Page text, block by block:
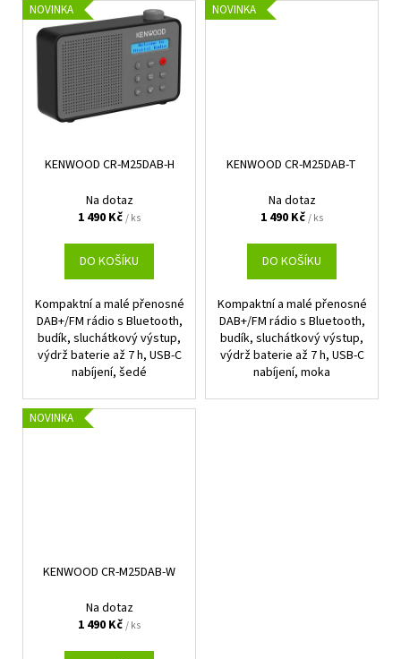
NOVINKA
KENWOOD CR-M25DAB-H
Na dotaz
1 490 Kč/ ks
DO KOŠÍKU
Kompaktní a malé přenosné
DAB+/FM rádio s Bluetooth,
budík, sluchátkový výstup,
výdrž baterie až 7 h, USB-C
nabíjení, šedé
NOVINKA
KENWOOD CR-M25DAB-T
Na dotaz
1 490 Kč/ ks
DO KOŠÍKU
Kompaktní a malé přenosné
DAB+/FM rádio s Bluetooth,
budík, sluchátkový výstup,
výdrž baterie až 7 h, USB-C
nabíjení, moka
NOVINKA
KENWOOD CR-M25DAB-W
Na dotaz
1 490 Kč/ ks